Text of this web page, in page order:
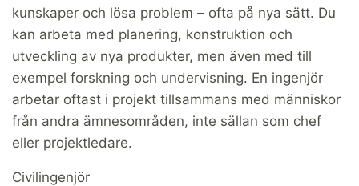
kunskaper och lösa problem – ofta på nya sätt. Du
kan arbeta med planering, konstruktion och
utveckling av nya produkter, men även med till
exempel forskning och undervisning. En ingenjör
arbetar oftast i projekt tillsammans med människor
från andra ämnesområden, inte sällan som chef
eller projektledare.
Civilingenjör